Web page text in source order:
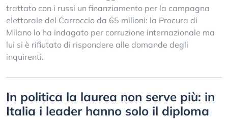
trattato con i russi un finanziamento per la campagna
elettorale del Carroccio da 65 milioni: la Procura di
Milano lo ha indagato per corruzione internazionale ma
lui si è rifiutato di rispondere alle domande degli
inquirenti.
In politica la laurea non serve più: in
Italia i leader hanno solo il diploma